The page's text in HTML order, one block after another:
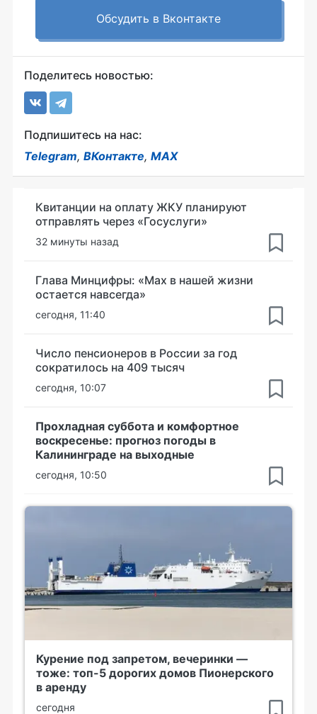
Обсудить в Вконтакте
Поделитесь новостью:
Подпишитесь на нас:
Telegram, ВКонтакте, MAX
Квитанции на оплату ЖКУ планируют
отправлять через «Госуслуги»
32 минуты назад
Глава Минцифры: «Мах в нашей жизни
остается навсегда»
сегодня, 11:40
Число пенсионеров в России за год
сократилось на 409 тысяч
сегодня, 10:07
Прохладная суббота и комфортное
воскресенье: прогноз погоды в
Калининграде на выходные
сегодня, 10:50
Курение под запретом, вечеринки —
тоже: топ-5 дорогих домов Пионерского
в аренду
сегодня